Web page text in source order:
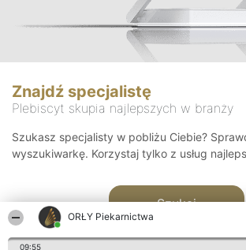
ORŁY Piekarnictwa
09:55
Znajdź specjalistę
Plebiscyt skupia najlepszych w branży
Szukasz specjalisty w pobliżu Ciebie?
wyszukiwarkę. Korzystaj tylko z usług
Szukaj